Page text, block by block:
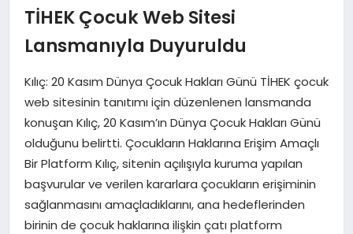
EKONOMI
GÜNDEM
MAGAZIN
SIYASET
SPOR
TEKNOLOJI
TİHEK Çocuk Web Sitesi
Lansmanıyla Duyuruldu
Kılıç: 20 Kasım Dünya Çocuk Hakları Günü TİHEK çocuk
web sitesinin tanıtımı için düzenlenen lansmanda
konuşan Kılıç, 20 Kasım’ın Dünya Çocuk Hakları Günü
olduğunu belirtti. Çocukların Haklarına Erişim Amaçlı
Bir Platform Kılıç, sitenin açılışıyla kuruma yapılan
başvurular ve verilen kararlara çocukların erişiminin
sağlanmasını amaçladıklarını, ana hedeflerinden
birinin de çocuk haklarına ilişkin çatı platform